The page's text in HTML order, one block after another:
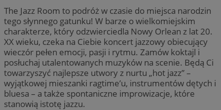
The Jazz Room to podróż w czasie do miejsca narodzin
tego słynnego gatunku! W barze o wielkomiejskim
charakterze, który odzwierciedla Nowy Orlean z lat 20.
XX wieku, czeka na Ciebie koncert jazzowy obiecujący
wieczór pełen emocji, pasji i rytmu. Zamów koktajl i
posłuchaj utalentowanych muzyków na scenie. Będą Ci
towarzyszyć najlepsze utwory z nurtu „hot jazz” –
wyjątkowej mieszanki ragtime’u, instrumentów dętych i
bluesa – a także spontaniczne improwizacje, które
stanowią istotę jazzu.